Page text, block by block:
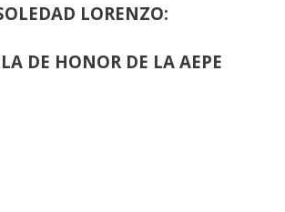
LORENZO:
DE HONOR DE LA AEPE